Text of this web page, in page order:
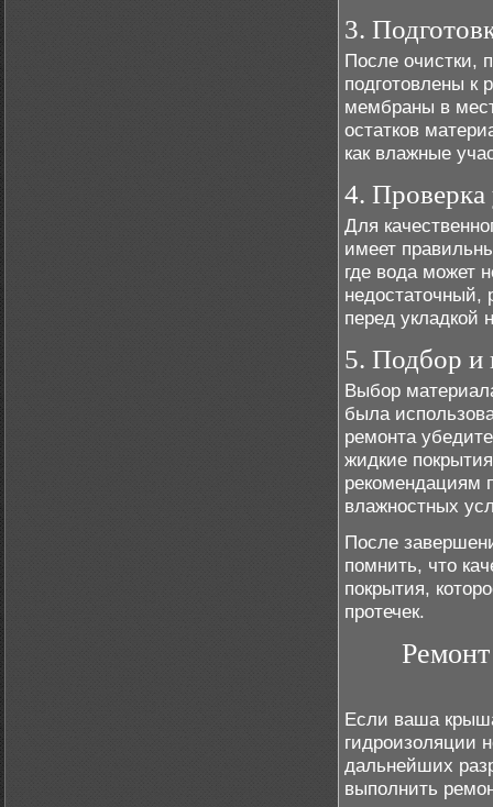
3.
После очистки,
подготовлены к
мембраны в
остатков
как влажные
4.
Для
имеет
где вода может
недостаточный,
перед укладкой
5. Подбор и
Выбор
была
ремонта
жидкие
рекомендациям
влажностных
После
помнить, что
покрытия,
протечек.
Если ваша
гидроизоляции
дальнейших
выполнить